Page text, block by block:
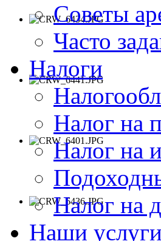
Советы
Часто
Налоги
Налог на
Налог на
Налог на
Наши услуги